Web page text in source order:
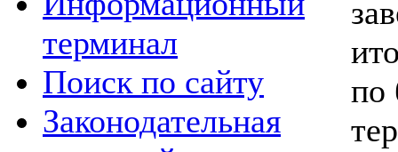
терминал
Поиск по сайту
Законодательная
по